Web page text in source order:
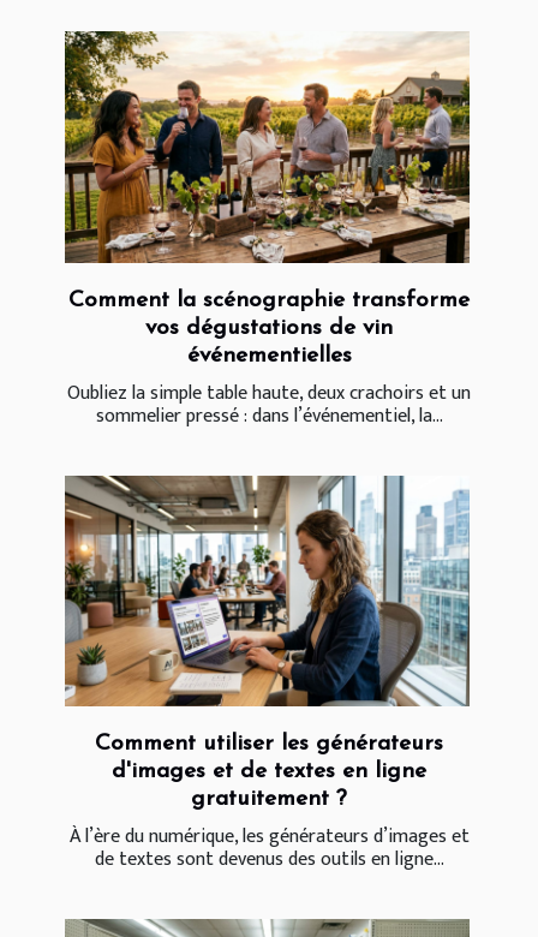
Comment la scénographie transforme
vos dégustations de vin
événementielles
Oubliez la simple table haute, deux crachoirs et un
sommelier pressé : dans l’événementiel, la...
Comment utiliser les générateurs
d'images et de textes en ligne
gratuitement ?
À l’ère du numérique, les générateurs d’images et
de textes sont devenus des outils en ligne...